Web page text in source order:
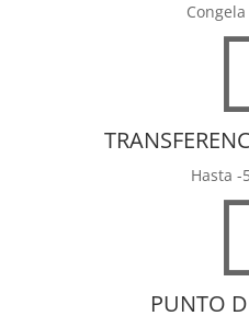
Hasta -
PUNTO